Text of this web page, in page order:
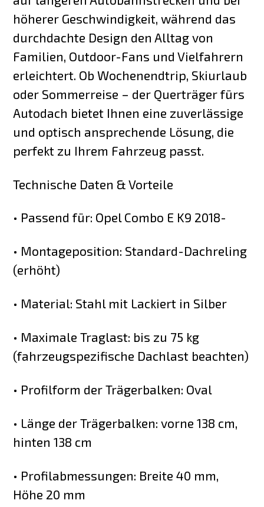
höherer Geschwindigkeit, während das
durchdachte Design den Alltag von
Familien, Outdoor-Fans und Vielfahrern
erleichtert. Ob Wochenendtrip, Skiurlaub
oder Sommerreise – der Querträger fürs
Autodach bietet Ihnen eine zuverlässige
und optisch ansprechende Lösung, die
perfekt zu Ihrem Fahrzeug passt.
Technische Daten & Vorteile
• Passend für: Opel Combo E K9 2018-
• Montageposition: Standard-Dachreling
(erhöht)
• Material: Stahl mit Lackiert in Silber
• Maximale Traglast: bis zu 75 kg
(fahrzeugspezifische Dachlast beachten)
• Profilform der Trägerbalken: Oval
• Länge der Trägerbalken: vorne 138 cm,
hinten 138 cm
• Profilabmessungen: Breite 40 mm,
Höhe 20 mm